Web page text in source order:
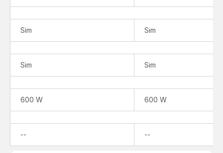
Sim Sim
Sim Sim
600 W 600 W
--
disponível
--
disponível